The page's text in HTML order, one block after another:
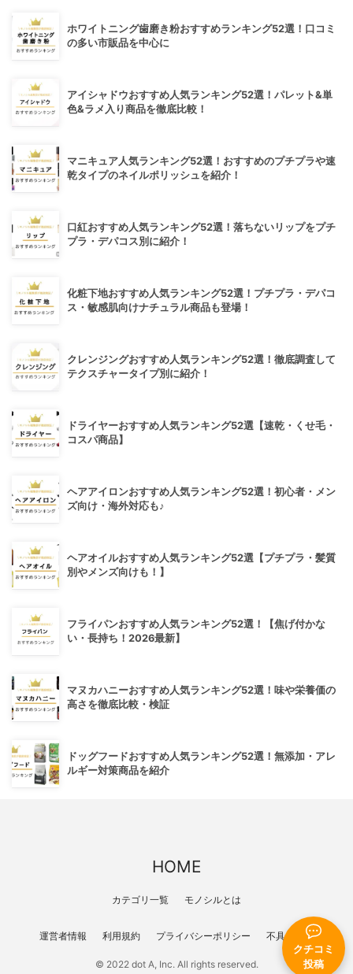
クチコミ
投稿
ホワイトニング歯磨き粉おすすめランキング52選！口コミ
の多い市販品を中心に
アイシャドウおすすめ人気ランキング52選！パレット&単
色&ラメ入り商品を徹底比較！
マニキュア人気ランキング52選！おすすめのプチプラや速
乾タイプのネイルポリッシュを紹介！
口紅おすすめ人気ランキング52選！落ちないリップをプチ
プラ・デパコス別に紹介！
化粧下地おすすめ人気ランキング52選！プチプラ・デパコ
ス・敏感肌向けナチュラル商品も登場！
クレンジングおすすめ人気ランキング52選！徹底調査して
テクスチャータイプ別に紹介！
ドライヤーおすすめ人気ランキング52選【速乾・くせ毛・
コスパ商品】
ヘアアイロンおすすめ人気ランキング52選！初心者・メン
ズ向け・海外対応も♪
ヘアオイルおすすめ人気ランキング52選【プチプラ・髪質
別やメンズ向けも！】
フライパンおすすめ人気ランキング52選！【焦げ付かな
い・長持ち！2026最新】
マヌカハニーおすすめ人気ランキング52選！味や栄養価の
高さを徹底比較・検証
ドッグフードおすすめ人気ランキング52選！無添加・アレ
ルギー対策商品を紹介
HOME
カテゴリ一覧 モノシルとは
運営者情報 利用規約 プライバシーポリシー 不具合報告
© 2022 dot A, Inc. All rights reserved.